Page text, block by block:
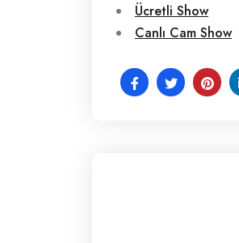
Ücretli Show
Canlı Cam Show